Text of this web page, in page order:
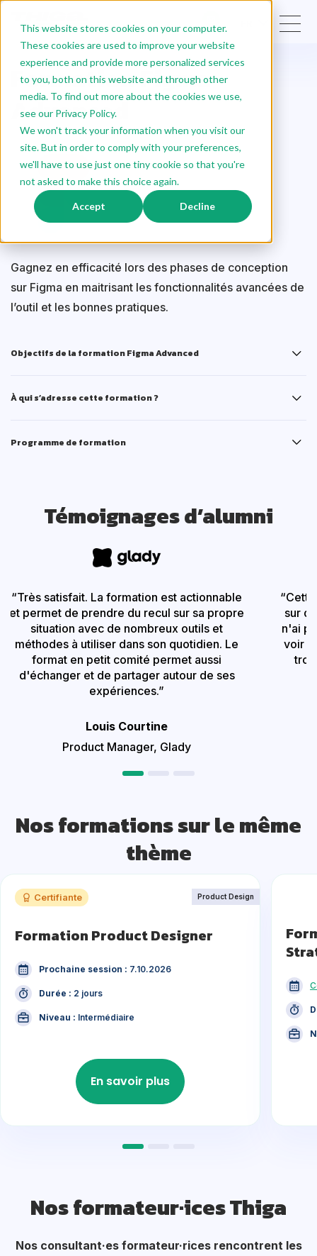
This website stores cookies on your computer.
These cookies are used to improve your website
experience and provide more personalized services
to you, both on this website and through other
media. To find out more about the cookies we use,
see our Privacy Policy.
We won't track your information when you visit our
site. But in order to comply with your preferences,
we'll have to use just one tiny cookie so that you're
not asked to make this choice again.
Accept Decline
Formation Figma
Advanced
Gagnez en efficacité lors des phases de conception
sur Figma en maitrisant les fonctionnalités avancées de
l’outil et les bonnes pratiques.
Objectifs de la formation Figma Advanced
À qui s’adresse cette formation ?
Programme de formation
Témoignages d’alumni
“Très satisfait. La formation est actionnable
et permet de prendre du recul sur sa propre
situation avec de nombreux outils et
méthodes à utiliser dans son quotidien. Le
format en petit comité permet aussi
d'échanger et de partager autour de ses
expériences.”
Louis Courtine
Product Manager, Glady
sur
n'ai
voir
Nos formations sur le même
thème
Product Design
Certifiante
Formation Product Designer
Prochaine session : 7.10.2026
Durée : 2 jours
Niveau : Intermédiaire
En savoir plus
Nos formateur·ices Thiga
Nos consultant·es formateur·rices rencontrent les